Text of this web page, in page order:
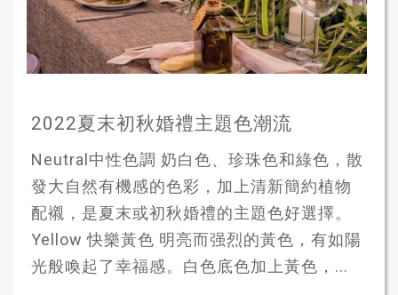
2022夏末初秋婚禮主題色潮流
Neutral中性色調 奶白色、珍珠色和綠色，散
發大自然有機感的色彩，加上清新簡約植物
配襯，是夏末或初秋婚禮的主題色好選擇。
Yellow 快樂黃色 明亮而强烈的黃色，有如陽
光般喚起了幸福感。白色底色加上黃色，...